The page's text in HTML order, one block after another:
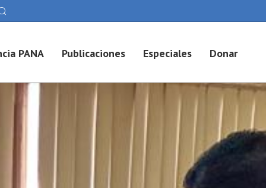
PANA Publicaciones Especiales Donar